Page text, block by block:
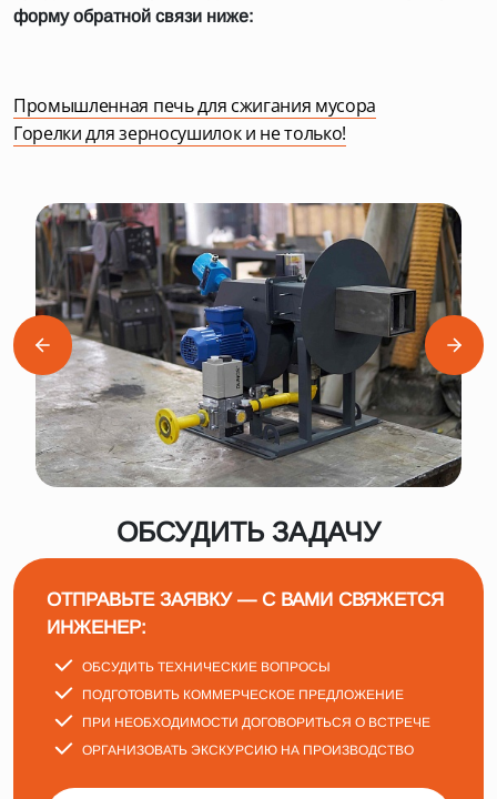
форму обратной связи ниже:
Промышленная печь для сжигания мусора
Горелки для зерносушилок и не только!
ОБСУДИТЬ ЗАДАЧУ
ОТПРАВЬТЕ ЗАЯВКУ — С ВАМИ СВЯЖЕТСЯ
ИНЖЕНЕР:
ОБСУДИТЬ ТЕХНИЧЕСКИЕ ВОПРОСЫ
ПОДГОТОВИТЬ КОММЕРЧЕСКОЕ ПРЕДЛОЖЕНИЕ
ПРИ НЕОБХОДИМОСТИ ДОГОВОРИТЬСЯ О ВСТРЕЧЕ
ОРГАНИЗОВАТЬ ЭКСКУРСИЮ НА ПРОИЗВОДСТВО